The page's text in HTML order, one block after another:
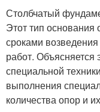
Столбчатый
Этот тип основания
сроками
работ. Объясняется
специальной
выполнения
количества опор и